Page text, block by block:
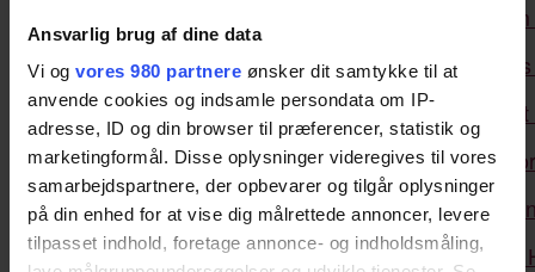
Ansvarlig brug af dine data
Vi og vores 980 partnere ønsker dit samtykke til at
anvende cookies og indsamle persondata om IP-
adresse, ID og din browser til præferencer, statistik og
marketingformål. Disse oplysninger videregives til vores
samarbejdspartnere, der opbevarer og tilgår oplysninger
på din enhed for at vise dig målrettede annoncer, levere
tilpasset indhold, foretage annonce- og indholdsmåling,
Dialogmøde
Fredag d. 7. Juni 2024
Lørdag d. 8. juni 2024 –
Mandag d. 10. juni 2024 –Infomøde
Tirsdag d. 11. juni 2024 –LA
Torsdag den 13. juni 2024 –Iværksætteri &